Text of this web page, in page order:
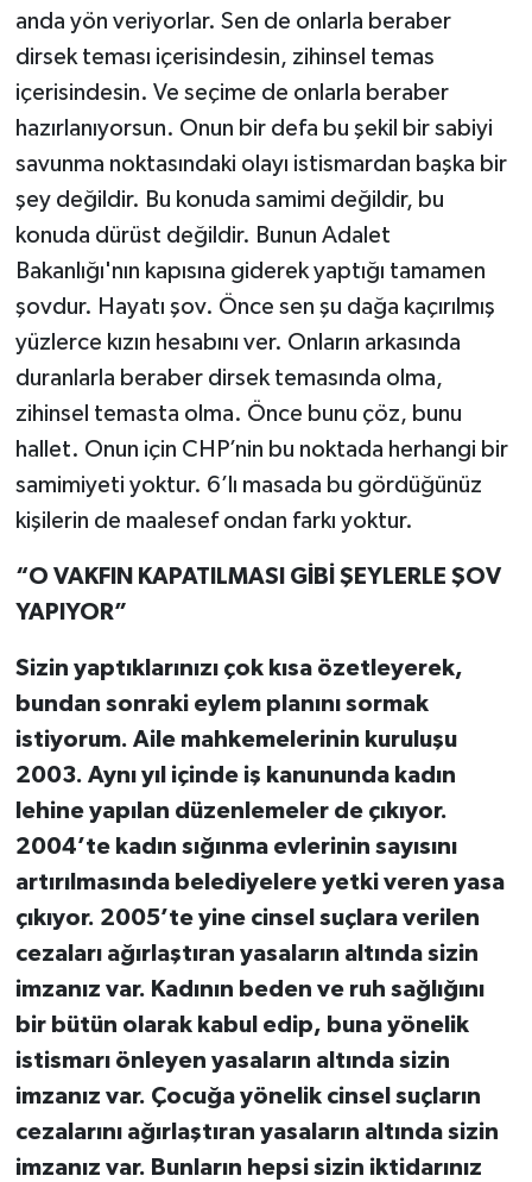
anda yön veriyorlar. Sen de onlarla beraber
dirsek teması içerisindesin, zihinsel temas
içerisindesin. Ve seçime de onlarla beraber
hazırlanıyorsun. Onun bir defa bu şekil bir sabiyi
savunma noktasındaki olayı istismardan başka bir
şey değildir. Bu konuda samimi değildir, bu
konuda dürüst değildir. Bunun Adalet
Bakanlığı'nın kapısına giderek yaptığı tamamen
şovdur. Hayatı şov. Önce sen şu dağa kaçırılmış
yüzlerce kızın hesabını ver. Onların arkasında
duranlarla beraber dirsek temasında olma,
zihinsel temasta olma. Önce bunu çöz, bunu
hallet. Onun için CHP’nin bu noktada herhangi bir
samimiyeti yoktur. 6’lı masada bu gördüğünüz
kişilerin de maalesef ondan farkı yoktur.
“O VAKFIN KAPATILMASI GİBİ ŞEYLERLE ŞOV
YAPIYOR”
Sizin yaptıklarınızı çok kısa özetleyerek,
bundan sonraki eylem planını sormak
istiyorum. Aile mahkemelerinin kuruluşu
2003. Aynı yıl içinde iş kanununda kadın
lehine yapılan düzenlemeler de çıkıyor.
2004’te kadın sığınma evlerinin sayısını
artırılmasında belediyelere yetki veren yasa
çıkıyor. 2005’te yine cinsel suçlara verilen
cezaları ağırlaştıran yasaların altında sizin
imzanız var. Kadının beden ve ruh sağlığını
bir bütün olarak kabul edip, buna yönelik
istismarı önleyen yasaların altında sizin
imzanız var. Çocuğa yönelik cinsel suçların
cezalarını ağırlaştıran yasaların altında sizin
imzanız var. Bunların hepsi sizin iktidarınız